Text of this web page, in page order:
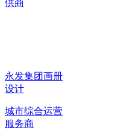
供商
永发集团画册
设计
城市综合运营
服务商